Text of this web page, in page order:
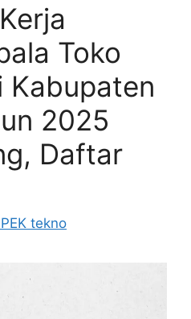
Toko
Kabupaten
2025
Daftar
tekno